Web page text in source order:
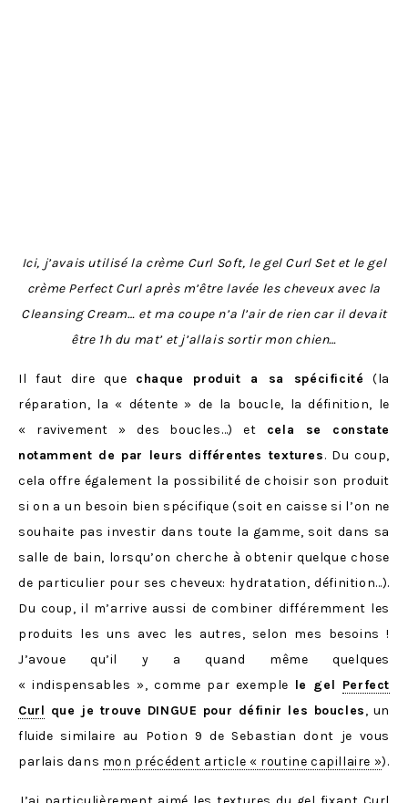
Ici, j’avais utilisé la crème Curl Soft, le gel Curl Set et le gel
crème Perfect Curl après m’être lavée les cheveux avec la
Cleansing Cream… et ma coupe n’a l’air de rien car il devait
être 1h du mat’ et j’allais sortir mon chien…
Il faut dire que chaque produit a sa spécificité (la
réparation, la « détente » de la boucle, la définition, le
« ravivement » des boucles…) et cela se constate
notamment de par leurs différentes textures. Du coup,
cela offre également la possibilité de choisir son produit
si on a un besoin bien spécifique (soit en caisse si l’on ne
souhaite pas investir dans toute la gamme, soit dans sa
salle de bain, lorsqu’on cherche à obtenir quelque chose
de particulier pour ses cheveux: hydratation, définition…).
Du coup, il m’arrive aussi de combiner différemment les
produits les uns avec les autres, selon mes besoins !
J’avoue qu’il y a quand même quelques
« indispensables », comme par exemple le gel Perfect
Curl que je trouve DINGUE pour définir les boucles, un
fluide similaire au Potion 9 de Sebastian dont je vous
parlais dans mon précédent article « routine capillaire »).